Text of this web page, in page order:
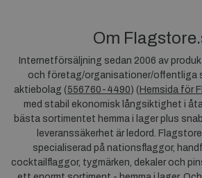
Om
Internetförsäljning sedan 2006 av
och företag/organisationer/offentliga
aktiebolag (556760-4490) ( Hemsida för
med stabil ekonomisk långsiktighet i
bästa sortimentet hemma i lager plus
leveranssäkerhet är ledord.
specialiserad på nationsflaggor,
cocktailflaggor, tygmärken, dekaler och